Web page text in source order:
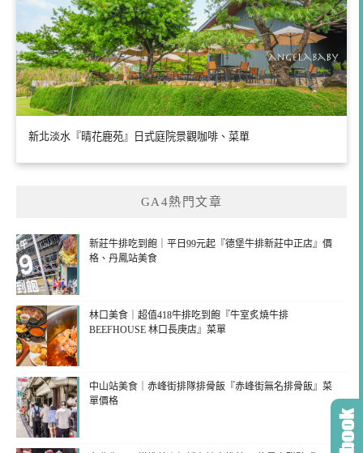
新北淡水『晴花鹿苑』日式庭院景觀咖啡、菜單
GA4熱門文章
新莊牛排吃到飽｜平日99元起『德堡牛排新莊中正店』價
格、丹鳳站美食
林口美食｜超值418牛排吃到飽『牛室炙燒牛排
BEEFHOUSE 林口長庚店』菜單
中山站美食｜赤峰街排隊排骨飯『赤峰街無名排骨飯』菜
單價格